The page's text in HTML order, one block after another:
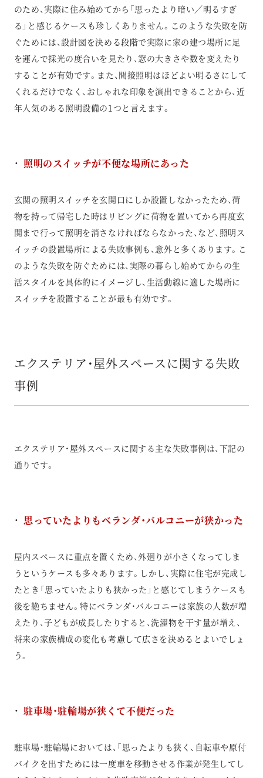
のため、実際に住み始めてから「思ったより暗い／明るすぎ
る」と感じるケースも珍しくありません。このような失敗を防
ぐためには、設計図を決める段階で実際に家の建つ場所に足
を運んで採光の度合いを見たり、窓の大きさや数を変えたり
することが有効です。また、間接照明はほどよい明るさにして
くれるだけでなく、おしゃれな印象を演出できることから、近
年人気のある照明設備の1つと言えます。
照明のスイッチが不便な場所にあった
玄関の照明スイッチを玄関口にしか設置しなかったため、荷
物を持って帰宅した時はリビングに荷物を置いてから再度玄
関まで行って照明を消さなければならなかった、など、照明ス
イッチの設置場所による失敗事例も、意外と多くあります。こ
のような失敗を防ぐためには、実際の暮らし始めてからの生
活スタイルを具体的にイメージし、生活動線に適した場所に
スイッチを設置することが最も有効です。
エクステリア・屋外スペースに関する失敗
事例
エクステリア・屋外スペースに関する主な失敗事例は、下記の
通りです。
思っていたよりもベランダ・バルコニーが狭かった
屋内スペースに重点を置くため、外廻りが小さくなってしま
うというケースも多々あります。しかし、実際に住宅が完成し
たとき「思っていたよりも狭かった」と感じてしまうケースも
後を絶ちません。特にベランダ・バルコニーは家族の人数が増
えたり、子どもが成長したりすると、洗濯物を干す量が増え、
将来の家族構成の変化も考慮して広さを決めるとよいでしょ
う。
駐車場・駐輪場が狭くて不便だった
駐車場・駐輪場においては、「思ったよりも狭く、自転車や原付
バイクを出すためには一度車を移動させる作業が発生してし